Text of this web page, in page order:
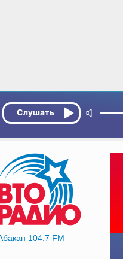
104.7 FM